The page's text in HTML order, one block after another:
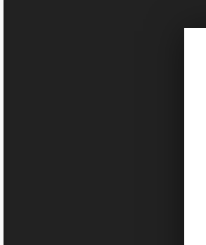
Sketchbook5, 스케
Sketchbook5, 스케
Sketchbook5, 스케
Sketchbook5, 스케